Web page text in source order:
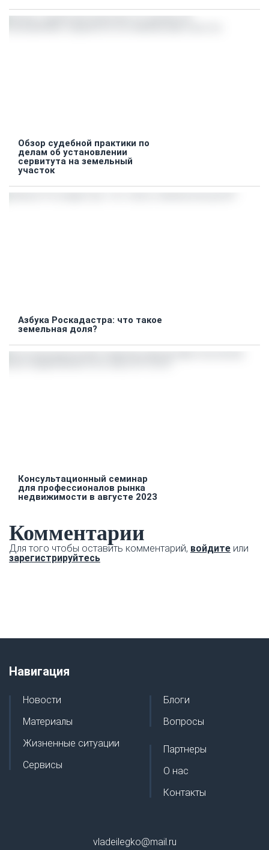
Обзор судебной практики по
делам об установлении
сервитута на земельный
участок
Азбука Роскадастра: что такое
земельная доля?
Консультационный семинар
для профессионалов рынка
недвижимости в августе 2023
Комментарии
Для того чтобы оставить комментарий, войдите или
зарегистрируйтесь
Навигация
Новости
Материалы
Жизненные ситуации
Сервисы
Блоги
Вопросы
Партнеры
О нас
Контакты
vladeilegko@mail.ru